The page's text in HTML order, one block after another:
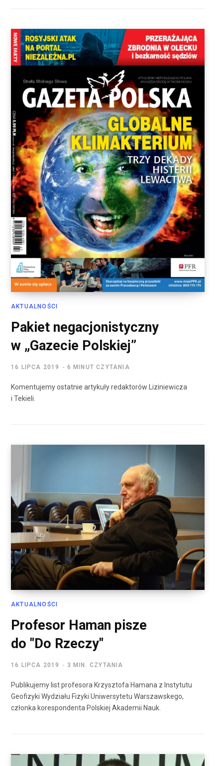
AKTUALNOŚCI
Pakiet negacjonistyczny
w „Gazecie Polskiej”
16 LIPCA 2019 6 MINUT CZYTANIA
Komentujemy ostatnie artykuły redaktorów Liziniewicza
i Tekieli.
AKTUALNOŚCI
Profesor Haman pisze
do "Do Rzeczy"
16 LIPCA 2019 3 MIN. CZYTANIA
Publikujemy list profesora Krzysztofa Hamana z Instytutu
Geofizyki Wydziału Fizyki Uniwersytetu Warszawskego,
członka korespondenta Polskiej Akademii Nauk.